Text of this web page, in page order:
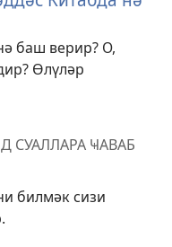
баш верир? О,
Өлүләр
СУАЛЛАРА ҸАВАБ
билмәк сизи